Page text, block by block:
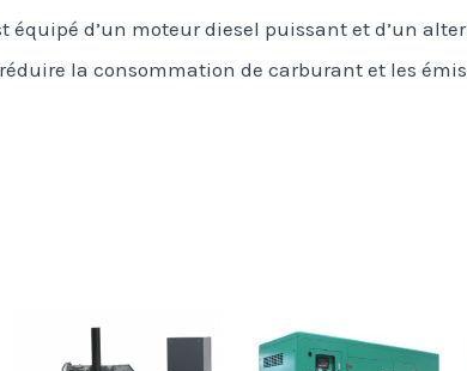
équipé d’un moteur diesel puissant et d’un
la consommation de carburant et les